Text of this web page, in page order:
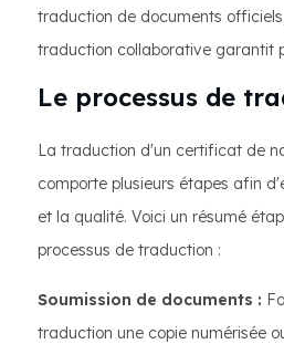
traduction de documents
traduction collaborative garantit
Le processus de
La traduction d'un certificat de
comporte plusieurs étapes afin
et la qualité. Voici un résumé
processus de traduction :
Soumission de documents :
traduction une copie numérisée